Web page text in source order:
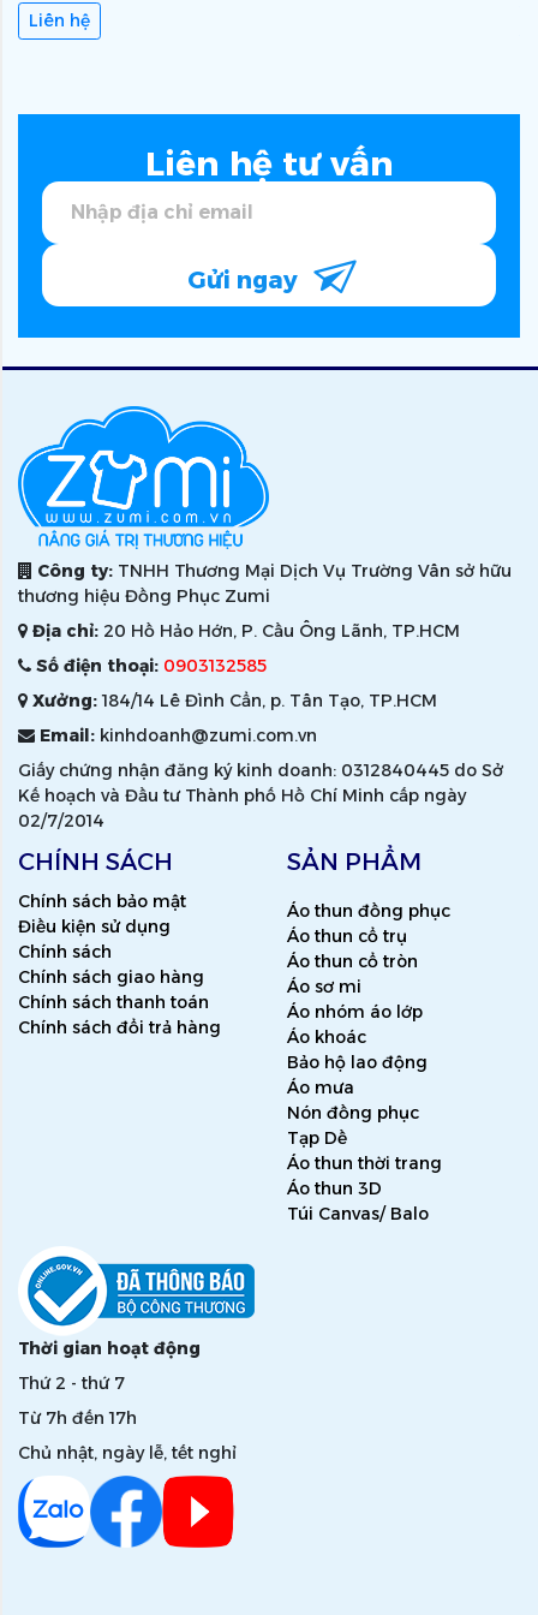
Liên hệ
Liên hệ tư vấn
Gửi ngay
Công ty: TNHH Thương Mại Dịch Vụ Trường Vân sở hữu
thương hiệu Đồng Phục Zumi
Địa chỉ: 20 Hồ Hảo Hớn, P. Cầu Ông Lãnh, TP.HCM
Số điện thoại: 0903132585
Xưởng:184/14 Lê Đình Cẩn, p. Tân Tạo, TP.HCM
Email: kinhdoanh@zumi.com.vn
Giấy chứng nhận đăng ký kinh doanh: 0312840445 do Sở
Kế hoạch và Đầu tư Thành phố Hồ Chí Minh cấp ngày
02/7/2014
CHÍNH SÁCH
Chính sách bảo mật
Điều kiện sử dụng
Chính sách
Chính sách giao hàng
Chính sách thanh toán
Chính sách đổi trả hàng
SẢN PHẨM
Áo thun đồng phục
Áo thun cổ trụ
Áo thun cổ tròn
Áo sơ mi
Áo nhóm áo lớp
Áo khoác
Bảo hộ lao động
Áo mưa
Nón đồng phục
Tạp Dề
Áo thun thời trang
Áo thun 3D
Túi Canvas/ Balo
Thời gian hoạt động
Thứ 2 - thứ 7
Từ 7h đến 17h
Chủ nhật, ngày lễ, tết nghỉ